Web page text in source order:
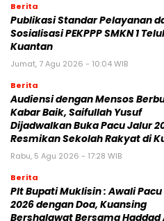
Berita
Publikasi Standar Pelayanan
Sosialisasi PEKPPP SMKN 1
Kuantan
Jumat, 7 Agu 2026 - 10:04 WIB
Berita
Audiensi dengan Mensos
Kabar Baik, Saifullah Yusuf
Dijadwalkan Buka Pacu Jalur
Resmikan Sekolah Rakyat di
Rabu, 5 Agu 2026 - 17:28 WIB
Berita
Plt Bupati Muklisin : Awali
2026 dengan Doa, Kuansing
Bershalawat Bersama Haddad